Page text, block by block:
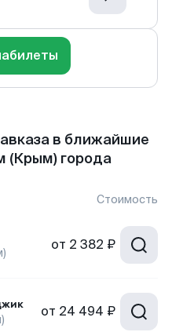
в ближайшие
(Крым) города
Стоимость
от 2 382 ₽
от 24 494 ₽